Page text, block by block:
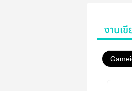
งานเ